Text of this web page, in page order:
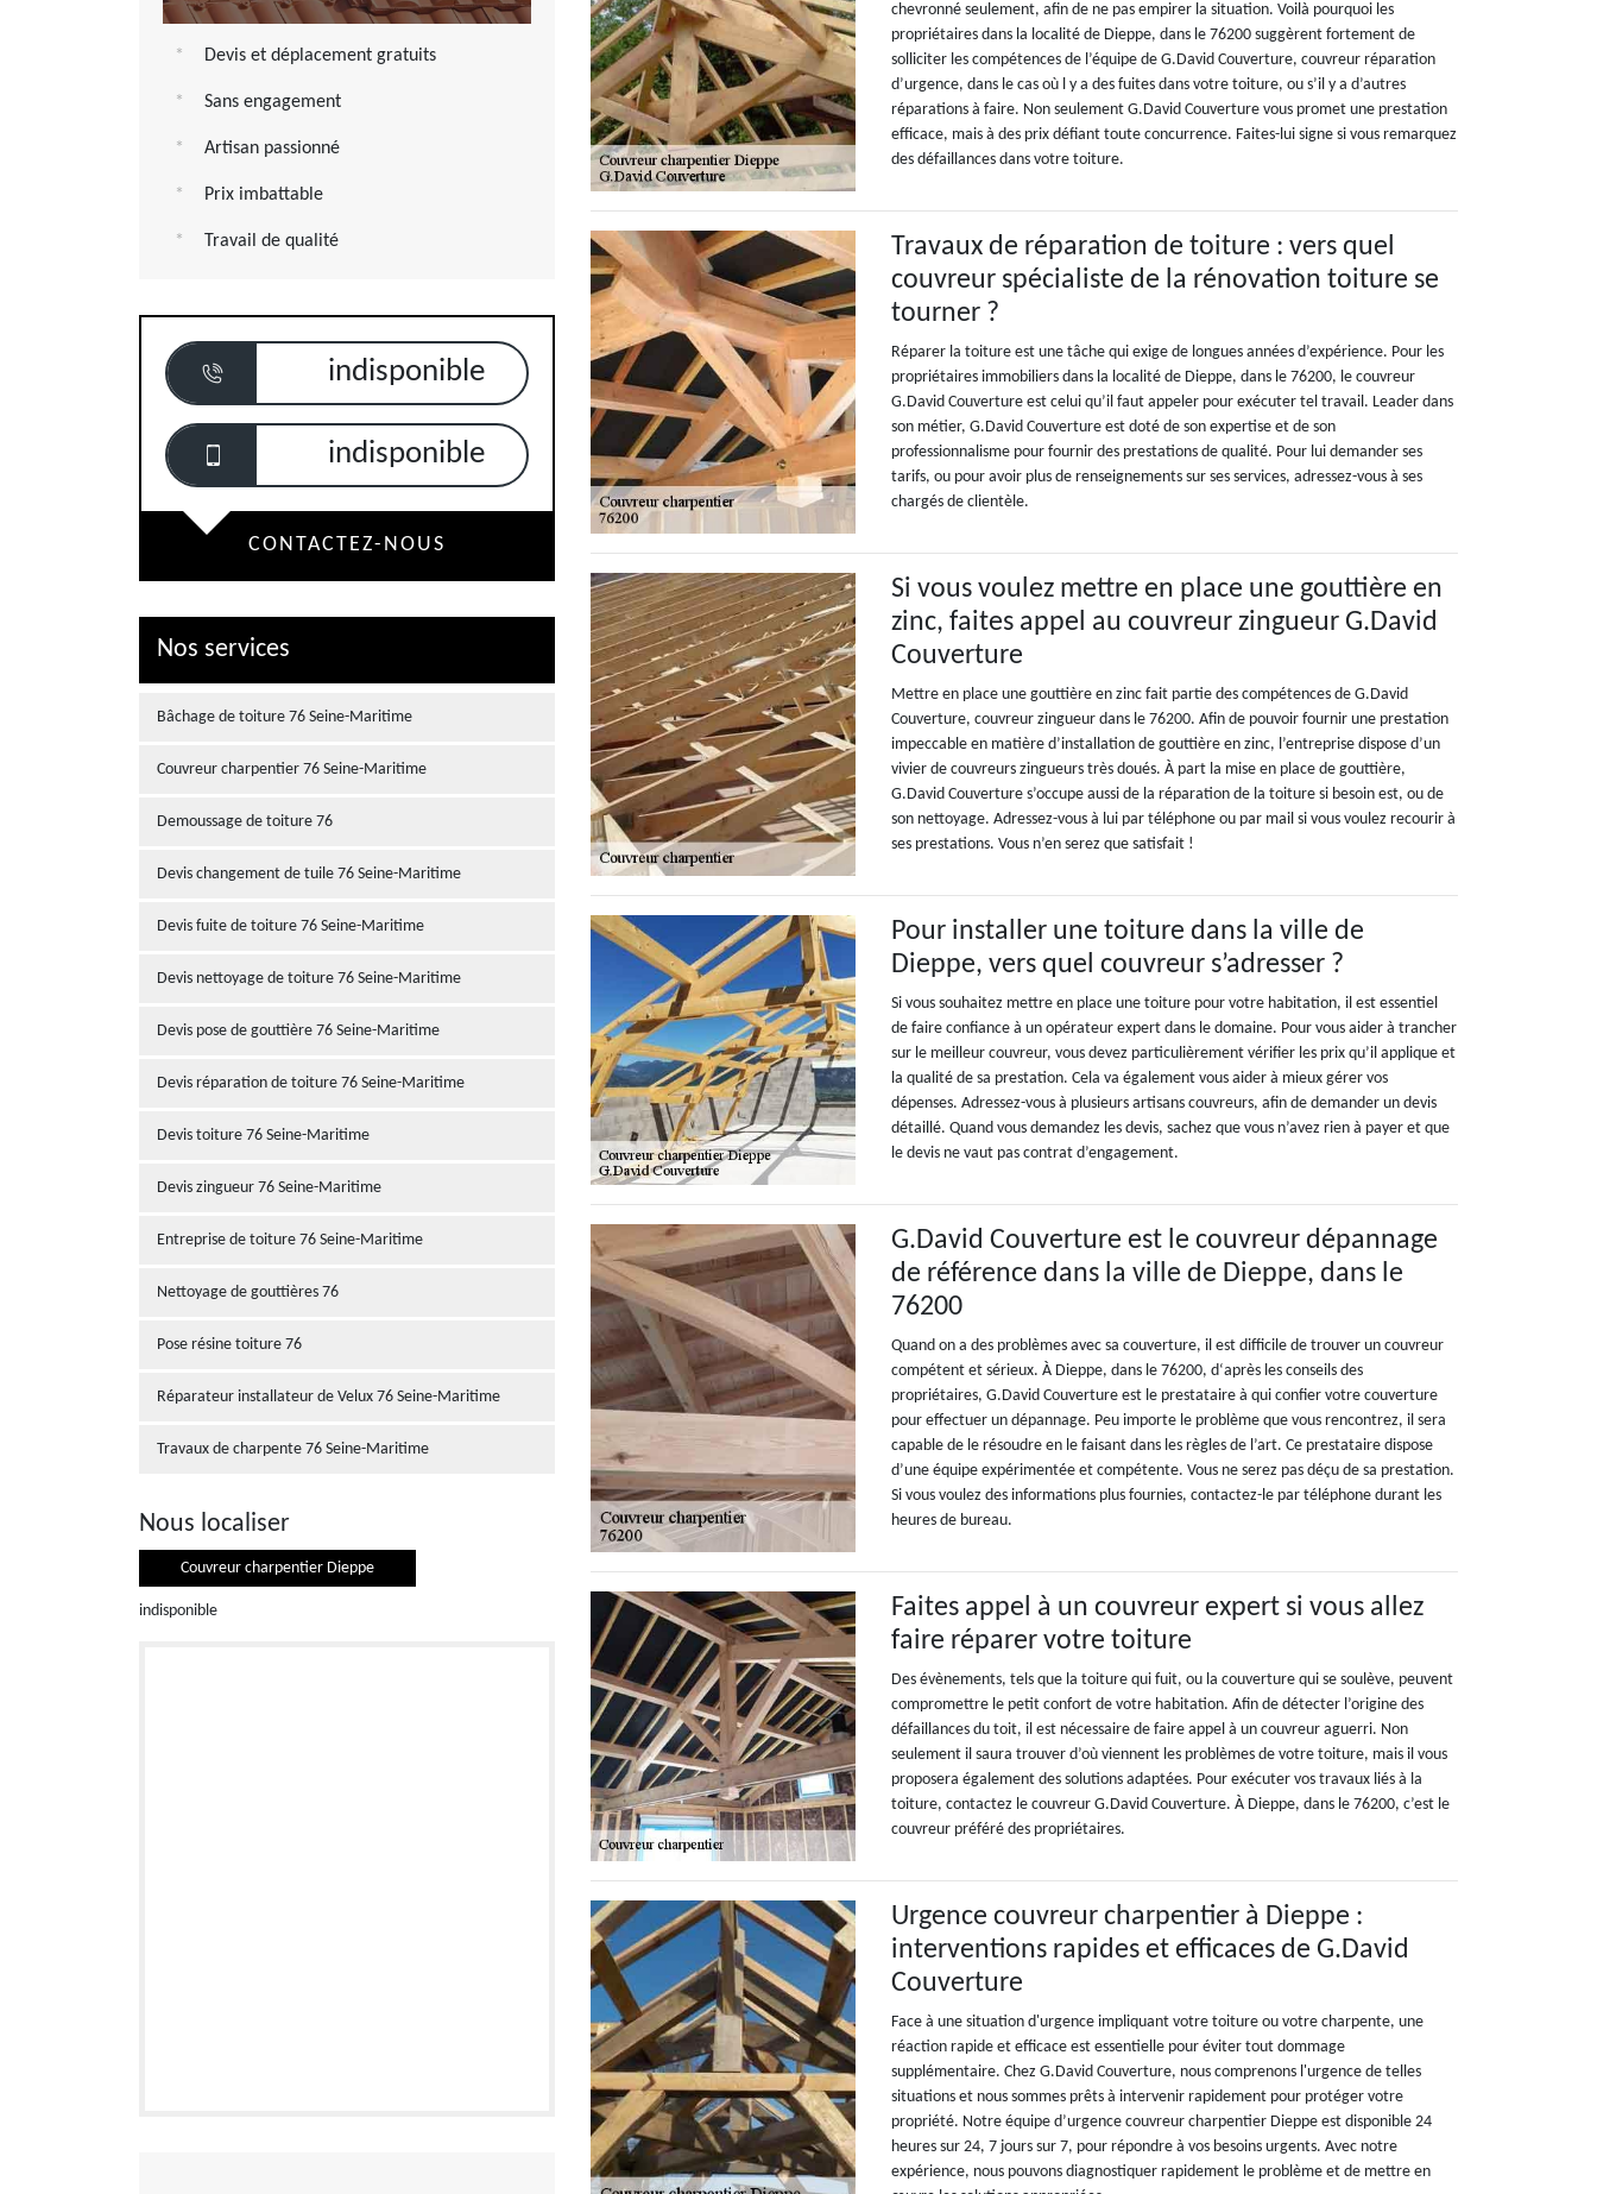
Devis et déplacement gratuits
Sans engagement
Artisan passionné
Prix imbattable
Travail de qualité
indisponible
indisponible
CONTACTEZ-NOUS
Nos services
Bâchage de toiture 76 Seine-Maritime
Couvreur charpentier 76 Seine-Maritime
Demoussage de toiture 76
Devis changement de tuile 76 Seine-Maritime
Devis fuite de toiture 76 Seine-Maritime
Devis nettoyage de toiture 76 Seine-Maritime
Devis pose de gouttière 76 Seine-Maritime
Devis réparation de toiture 76 Seine-Maritime
Devis toiture 76 Seine-Maritime
Devis zingueur 76 Seine-Maritime
Entreprise de toiture 76 Seine-Maritime
Nettoyage de gouttières 76
Pose résine toiture 76
Réparateur installateur de Velux 76 Seine-Maritime
Travaux de charpente 76 Seine-Maritime
Nous localiser
Couvreur charpentier Dieppe
indisponible
chevronné seulement, afin de ne pas empirer la situation. Voilà pourquoi les
propriétaires dans la localité de Dieppe, dans le 76200 suggèrent fortement de
solliciter les compétences de l’équipe de G.David Couverture, couvreur réparation
d’urgence, dans le cas où l y a des fuites dans votre toiture, ou s’il y a d’autres
réparations à faire. Non seulement G.David Couverture vous promet une prestation
efficace, mais à des prix défiant toute concurrence. Faites-lui signe si vous remarquez
des défaillances dans votre toiture.
Travaux de réparation de toiture : vers quel
couvreur spécialiste de la rénovation toiture se
tourner ?
Réparer la toiture est une tâche qui exige de longues années d’expérience. Pour les
propriétaires immobiliers dans la localité de Dieppe, dans le 76200, le couvreur
G.David Couverture est celui qu’il faut appeler pour exécuter tel travail. Leader dans
son métier, G.David Couverture est doté de son expertise et de son
professionnalisme pour fournir des prestations de qualité. Pour lui demander ses
tarifs, ou pour avoir plus de renseignements sur ses services, adressez-vous à ses
chargés de clientèle.
Si vous voulez mettre en place une gouttière en
zinc, faites appel au couvreur zingueur G.David
Couverture
Mettre en place une gouttière en zinc fait partie des compétences de G.David
Couverture, couvreur zingueur dans le 76200. Afin de pouvoir fournir une prestation
impeccable en matière d’installation de gouttière en zinc, l’entreprise dispose d’un
vivier de couvreurs zingueurs très doués. À part la mise en place de gouttière,
G.David Couverture s’occupe aussi de la réparation de la toiture si besoin est, ou de
son nettoyage. Adressez-vous à lui par téléphone ou par mail si vous voulez recourir à
ses prestations. Vous n’en serez que satisfait !
Pour installer une toiture dans la ville de
Dieppe, vers quel couvreur s’adresser ?
Si vous souhaitez mettre en place une toiture pour votre habitation, il est essentiel
de faire confiance à un opérateur expert dans le domaine. Pour vous aider à trancher
sur le meilleur couvreur, vous devez particulièrement vérifier les prix qu’il applique et
la qualité de sa prestation. Cela va également vous aider à mieux gérer vos
dépenses. Adressez-vous à plusieurs artisans couvreurs, afin de demander un devis
détaillé. Quand vous demandez les devis, sachez que vous n’avez rien à payer et que
le devis ne vaut pas contrat d’engagement.
G.David Couverture est le couvreur dépannage
de référence dans la ville de Dieppe, dans le
76200
Quand on a des problèmes avec sa couverture, il est difficile de trouver un couvreur
compétent et sérieux. À Dieppe, dans le 76200, d‘après les conseils des
propriétaires, G.David Couverture est le prestataire à qui confier votre couverture
pour effectuer un dépannage. Peu importe le problème que vous rencontrez, il sera
capable de le résoudre en le faisant dans les règles de l’art. Ce prestataire dispose
d’une équipe expérimentée et compétente. Vous ne serez pas déçu de sa prestation.
Si vous voulez des informations plus fournies, contactez-le par téléphone durant les
heures de bureau.
Faites appel à un couvreur expert si vous allez
faire réparer votre toiture
Des évènements, tels que la toiture qui fuit, ou la couverture qui se soulève, peuvent
compromettre le petit confort de votre habitation. Afin de détecter l’origine des
défaillances du toit, il est nécessaire de faire appel à un couvreur aguerri. Non
seulement il saura trouver d’où viennent les problèmes de votre toiture, mais il vous
proposera également des solutions adaptées. Pour exécuter vos travaux liés à la
toiture, contactez le couvreur G.David Couverture. À Dieppe, dans le 76200, c’est le
couvreur préféré des propriétaires.
Urgence couvreur charpentier à Dieppe :
interventions rapides et efficaces de G.David
Couverture
Face à une situation d'urgence impliquant votre toiture ou votre charpente, une
réaction rapide et efficace est essentielle pour éviter tout dommage
supplémentaire. Chez G.David Couverture, nous comprenons l'urgence de telles
situations et nous sommes prêts à intervenir rapidement pour protéger votre
propriété. Notre équipe d’urgence couvreur charpentier Dieppe est disponible 24
heures sur 24, 7 jours sur 7, pour répondre à vos besoins urgents. Avec notre
expérience, nous pouvons diagnostiquer rapidement le problème et de mettre en